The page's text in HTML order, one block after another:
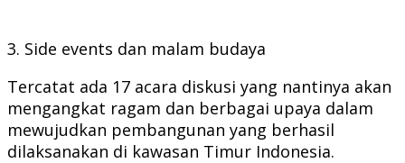
3. Side events dan malam budaya
Tercatat ada 17 acara diskusi yang nantinya akan
mengangkat ragam dan berbagai upaya dalam
mewujudkan pembangunan yang berhasil
dilaksanakan di kawasan Timur Indonesia.